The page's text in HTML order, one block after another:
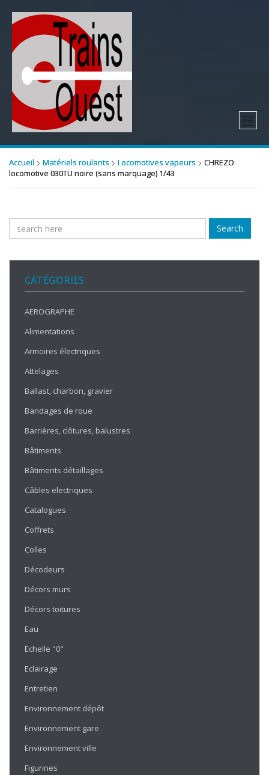
Accueil Matériels roulants Locomotives vapeurs
CHREZO
locomotive 030TU noire (sans marquage) 1/43
Search
CATÉGORIES
AEROGRAPHE
Alimentations
Armoires électriques
Attelages
Ballast, charbon, gravier
Bandages de roue
Barrières, clôtures, balustres
Bâtiments
Bâtiments détaillages
Câbles electriques
Catalogues
Coffrets
Colles
Décodeurs
Décors murs
Décors toitures
Eau
Echelle "0"
Eclairage
Entretien
Environnement dépôt
Environnement gare
Environnement ville
Figurines